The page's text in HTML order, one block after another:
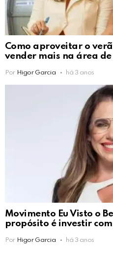
Como aproveitar o
vender mais na área
Por Higor Garcia há 3 anos
Movimento Eu Visto o
propósito é investir
Por Higor Garcia há 3 anos